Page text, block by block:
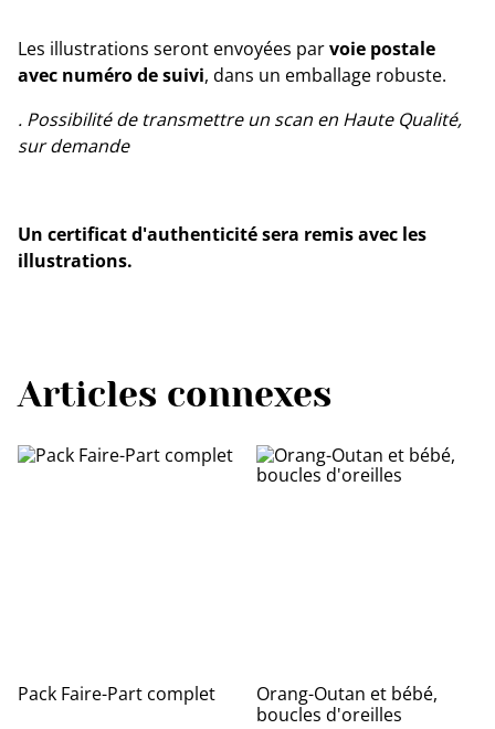
Les illustrations seront envoyées parvoie postale
avec numéro de suivi, dans un emballage robuste.
. Possibilité de transmettre un scan en Haute Qualité,
sur demande
Un certificat d'authenticité sera remis avec les
illustrations.
Articles connexes
Pack Faire-Part complet
Orang-Outan et bébé,
boucles d'oreilles